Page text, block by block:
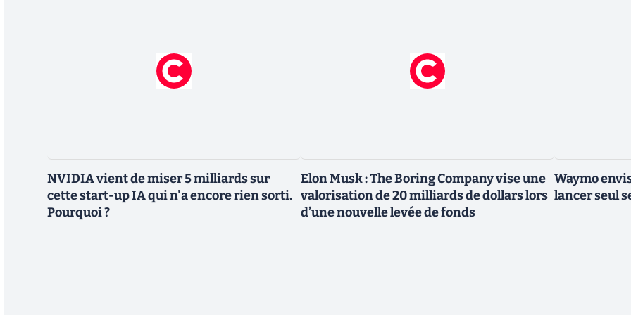
NVIDIA vient de miser 5 milliards sur
cette start-up IA qui n'a encore rien sorti.
Pourquoi ?
Elon Musk : The Boring Company vise une
valorisation de 20 milliards de dollars lors
d’une nouvelle levée de fonds
Waymo
lancer seul